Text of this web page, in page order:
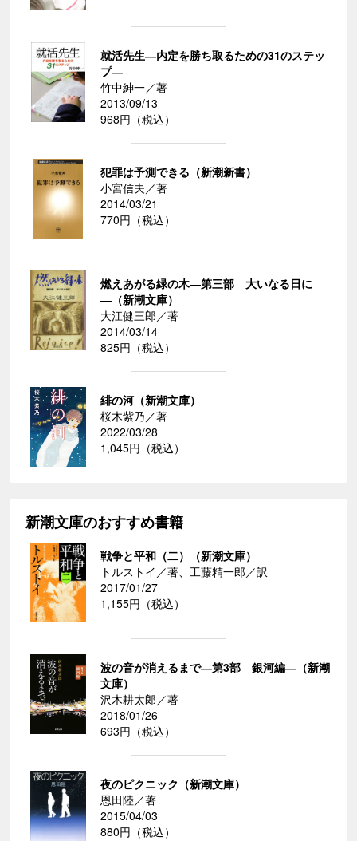
就活先生―内定を勝ち取るための31のステッ
プ―
竹中紳一／著
2013/09/13
968円（税込）
犯罪は予測できる（新潮新書）
小宮信夫／著
2014/03/21
770円（税込）
燃えあがる緑の木―第三部 大いなる日に
―（新潮文庫）
大江健三郎／著
2014/03/14
825円（税込）
緋の河（新潮文庫）
桜木紫乃／著
2022/03/28
1,045円（税込）
新潮文庫のおすすめ書籍
戦争と平和（二）（新潮文庫）
トルストイ／著、工藤精一郎／訳
2017/01/27
1,155円（税込）
波の音が消えるまで―第3部 銀河編―（新潮
文庫）
沢木耕太郎／著
2018/01/26
693円（税込）
夜のピクニック（新潮文庫）
恩田陸／著
2015/04/03
880円（税込）